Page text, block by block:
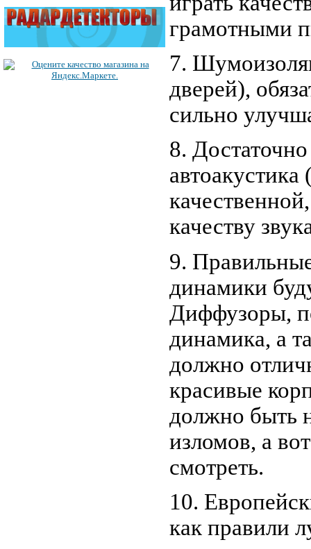
грамотными
7.
дверей),
сильно
8.
качеству
9.
динамики
Диффузоры,
динамика, а
должно
красивые
должно быть
изломов, а
смотреть.
10.
как правили